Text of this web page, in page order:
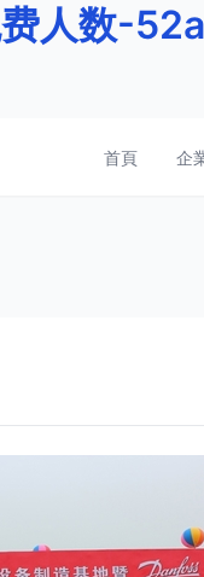
人数-
首頁 企